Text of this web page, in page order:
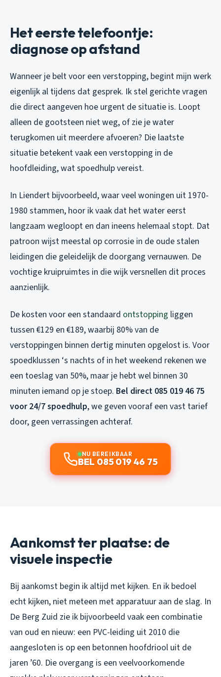
Het eerste telefoontje:
diagnose op afstand
Wanneer je belt voor een verstopping, begint mijn werk
eigenlijk al tijdens dat gesprek. Ik stel gerichte vragen
die direct aangeven hoe urgent de situatie is. Loopt
alleen de gootsteen niet weg, of zie je water
terugkomen uit meerdere afvoeren? Die laatste
situatie betekent vaak een verstopping in de
hoofdleiding, wat spoedhulp vereist.
In Liendert bijvoorbeeld, waar veel woningen uit 1970-
1980 stammen, hoor ik vaak dat het water eerst
langzaam wegloopt en dan ineens helemaal stopt. Dat
patroon wijst meestal op corrosie in de oude stalen
leidingen die geleidelijk de doorgang vernauwen. De
vochtige kruipruimtes in die wijk versnellen dit proces
aanzienlijk.
De kosten voor een standaard ontstopping liggen
tussen €129 en €189, waarbij 80% van de
verstoppingen binnen dertig minuten opgelost is. Voor
spoedklussen ‘s nachts of in het weekend rekenen we
een toeslag van 50%, maar je hebt wel binnen 30
minuten iemand op je stoep. Bel direct 085 019 46 75
voor 24/7 spoedhulp, we geven vooraf een vast tarief
door, geen verrassingen achteraf.
NU BEREIKBAAR
BEL 085 019 46 75
Aankomst ter plaatse: de
visuele inspectie
Bij aankomst begin ik altijd met kijken. En ik bedoel
echt kijken, niet meteen met apparatuur aan de slag. In
De Berg Zuid zie ik bijvoorbeeld vaak een combinatie
van oud en nieuw: een PVC-leiding uit 2010 die
aangesloten is op een betonnen hoofdriool uit de
jaren ’60. Die overgang is een veelvoorkomende